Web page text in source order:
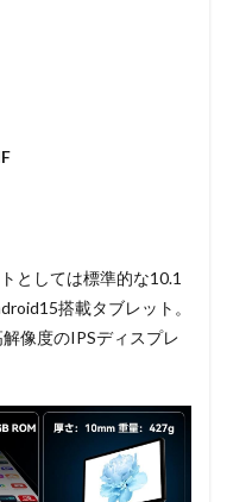
としては標準的な10.1
搭載タブレット。
像度のIPSディスプレ